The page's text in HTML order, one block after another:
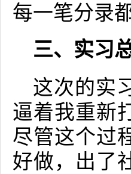
每一笔分录
三、实习
这次的实
逼着我重新
尽管这个过
好做，出了